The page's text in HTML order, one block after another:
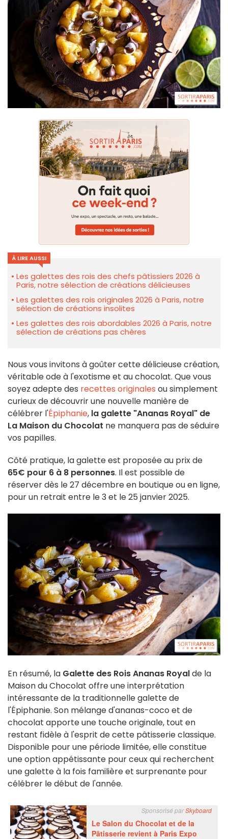
À LIRE AUSSI
Les galettes des rois des chefs pâtissiers 2026 à
Paris, notre sélection de créations délicieuses
Les galettes des rois originales 2026 à Paris, notre
sélection de créations insolites
Les galettes des rois abordables 2026 à Paris, notre
sélection de créations pas chères
Nous vous invitons à goûter cette délicieuse création,
véritable ode à l'exotisme et au chocolat. Que vous
soyez adepte des recettes originales ou simplement
curieux de découvrir une nouvelle manière de
célébrer l'Épiphanie, la galette "Ananas Royal" de
La Maison du Chocolat ne manquera pas de séduire
vos papilles.
Côté pratique, la galette est proposée au prix de
65€ pour 6 à 8 personnes. Il est possible de
réserver dès le 27 décembre en boutique ou en ligne,
pour un retrait entre le 3 et le 25 janvier 2025.
En résumé, la Galette des Rois Ananas Royalde la
Maison du Chocolat offre une interprétation
intéressante de la traditionnelle galette de
l'Épiphanie. Son mélange d'ananas-coco et de
chocolat apporte une touche originale, tout en
restant fidèle à l'esprit de cette pâtisserie classique.
Disponible pour une période limitée, elle constitue
une option appétissante pour ceux qui recherchent
une galette à la fois familière et surprenante pour
célébrer le début de l'année.